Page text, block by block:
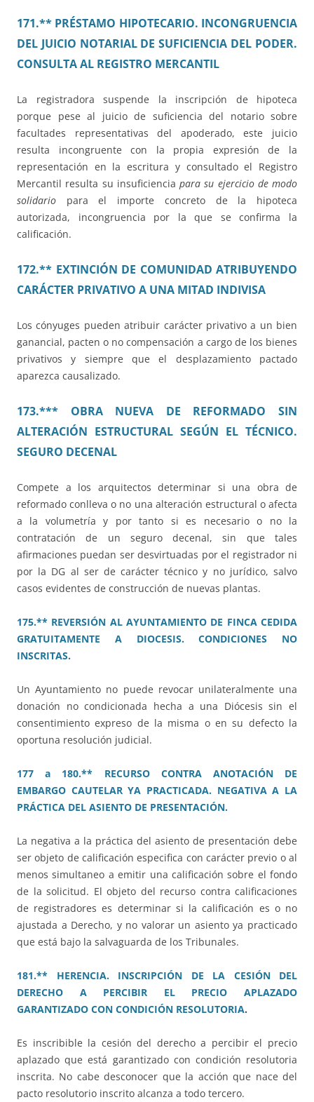
171.** PRÉSTAMO HIPOTECARIO. INCONGRUENCIA
DEL JUICIO NOTARIAL DE SUFICIENCIA DEL PODER.
CONSULTA AL REGISTRO MERCANTIL
La registradora suspende la inscripción de hipoteca
porque pese al juicio de suficiencia del notario sobre
facultades representativas del apoderado, este juicio
resulta incongruente con la propia expresión de la
representación en la escritura y consultado el Registro
Mercantil resulta su insuficiencia para su ejercicio de modo
solidario para el importe concreto de la hipoteca
autorizada, incongruencia por la que se confirma la
calificación.
172.** EXTINCIÓN DE COMUNIDAD ATRIBUYENDO
CARÁCTER PRIVATIVO A UNA MITAD INDIVISA
Los cónyuges pueden atribuir carácter privativo a un bien
ganancial, pacten o no compensación a cargo de los bienes
privativos y siempre que el desplazamiento pactado
aparezca causalizado.
173.*** OBRA NUEVA DE REFORMADO SIN
ALTERACIÓN ESTRUCTURAL SEGÚN EL TÉCNICO.
SEGURO DECENAL
Compete a los arquitectos determinar si una obra de
reformado conlleva o no una alteración estructural o afecta
a la volumetría y por tanto si es necesario o no la
contratación de un seguro decenal, sin que tales
afirmaciones puedan ser desvirtuadas por el registrador ni
por la DG al ser de carácter técnico y no jurídico, salvo
casos evidentes de construcción de nuevas plantas.
175.** REVERSIÓN AL AYUNTAMIENTO DE FINCA CEDIDA
GRATUITAMENTE A DIOCESIS. CONDICIONES NO
INSCRITAS.
Un Ayuntamiento no puede revocar unilateralmente una
donación no condicionada hecha a una Diócesis sin el
consentimiento expreso de la misma o en su defecto la
oportuna resolución judicial.
177 a 180.** RECURSO CONTRA ANOTACIÓN DE
EMBARGO CAUTELAR YA PRACTICADA. NEGATIVA A LA
PRÁCTICA DEL ASIENTO DE PRESENTACIÓN.
La negativa a la práctica del asiento de presentación debe
ser objeto de calificación especifica con carácter previo o al
menos simultaneo a emitir una calificación sobre el fondo
de la solicitud. El objeto del recurso contra calificaciones
de registradores es determinar si la calificación es o no
ajustada a Derecho, y no valorar un asiento ya practicado
que está bajo la salvaguarda de los Tribunales.
181.** HERENCIA. INSCRIPCIÓN DE LA CESIÓN DEL
DERECHO A PERCIBIR EL PRECIO APLAZADO
GARANTIZADO CON CONDICIÓN RESOLUTORIA.
Es inscribible la cesión del derecho a percibir el precio
aplazado que está garantizado con condición resolutoria
inscrita. No cabe desconocer que la acción que nace del
pacto resolutorio inscrito alcanza a todo tercero.